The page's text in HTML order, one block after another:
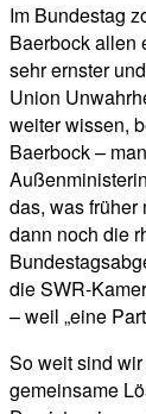
Im Bundestag
Baerbock allen
sehr ernster
Union
weiter wissen,
Baerbock –
das, was früher
dann noch die
die SWR-
– weil „eine
So weit sind
gemeinsame